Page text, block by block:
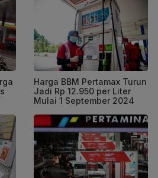
Harga BBM Pertamax Turun
Jadi Rp 12.950 per Liter
Mulai 1 September 2024